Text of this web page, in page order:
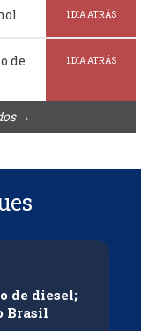
1 DIA ATRÁS
de
1 DIA ATRÁS
→
de diesel;
Brasil